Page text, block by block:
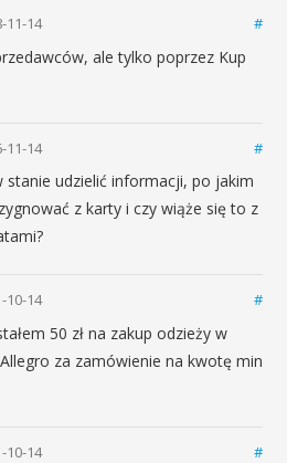
11-14 #
ale tylko poprzez Kup
11-14 #
stanie udzielić informacji, po jakim
z karty i czy wiąże się to z
10-14 #
50 zł na zakup odzieży w
za zamówienie na kwotę min
10-14 #